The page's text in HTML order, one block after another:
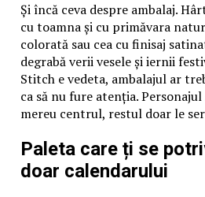
Și încă ceva despre ambalaj.
cu toamna și cu primăvara
colorată sau cea cu finisaj
degrabă verii vesele și iernii
Stitch e vedeta, ambalajul ar
ca să nu fure atenția.
mereu centrul, restul doar le
Paleta care ți se
doar calendarului